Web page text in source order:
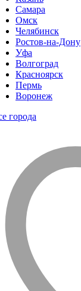
Самара
Омск
Челябинск
Ростов-на-Дону
Уфа
Волгоград
Красноярск
Пермь
Воронеж
города